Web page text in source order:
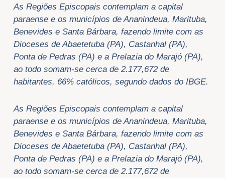
As Regiões Episcopais contemplam a capital
paraense e os municípios de Ananindeua, Marituba,
Benevides e Santa Bárbara, fazendo limite com as
Dioceses de Abaetetuba (PA), Castanhal (PA),
Ponta de Pedras (PA) e a Prelazia do Marajó (PA),
ao todo somam-se cerca de 2.177,672 de
habitantes, 66% católicos, segundo dados do IBGE.
As Regiões Episcopais contemplam a capital
paraense e os municípios de Ananindeua, Marituba,
Benevides e Santa Bárbara, fazendo limite com as
Dioceses de Abaetetuba (PA), Castanhal (PA),
Ponta de Pedras (PA) e a Prelazia do Marajó (PA),
ao todo somam-se cerca de 2.177,672 de